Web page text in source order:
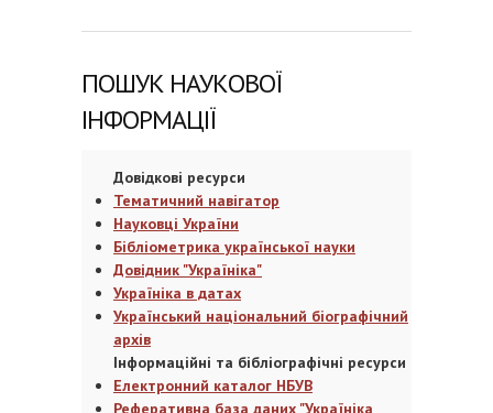
ПОШУК НАУКОВОЇ
ІНФОРМАЦІЇ
Довідкові ресурси
Тематичний навігатор
Науковці України
Бібліометрика української науки
Довідник "Україніка"
Україніка в датах
Український національний біографічний
архів
Інформаційні та бібліографічні ресурси
Електронний каталог НБУВ
Реферативна база даних "Україніка